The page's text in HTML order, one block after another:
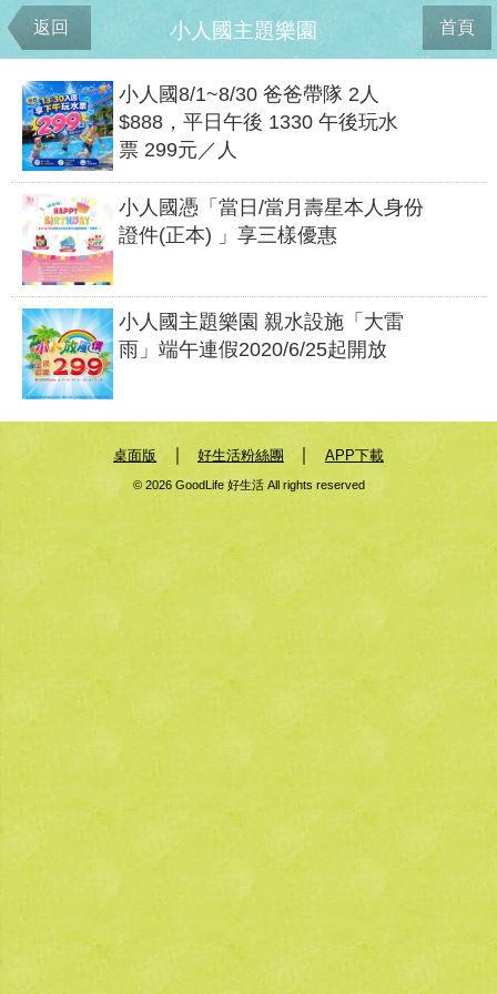
返回 首頁
小人國主題樂園
小人國8/1~8/30 爸爸帶隊 2人
$888，平日午後 1330 午後玩水
票 299元／人
小人國憑「當日/當月壽星本人身份
證件(正本) 」享三樣優惠
小人國主題樂園 親水設施「大雷
雨」端午連假2020/6/25起開放
桌面版 ｜ 好生活粉絲團 ｜ APP下載
© 2026 GoodLife 好生活 All rights reserved